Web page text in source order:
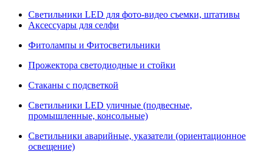
Светильники LED для фото-видео съемки, штативы
Аксессуары для селфи
Фитолампы и Фитосветильники
Прожектора светодиодные и стойки
Стаканы с подсветкой
Светильники LED уличные (подвесные,
промышленные, консольные)
Светильники аварийные, указатели (ориентационное
освещение)